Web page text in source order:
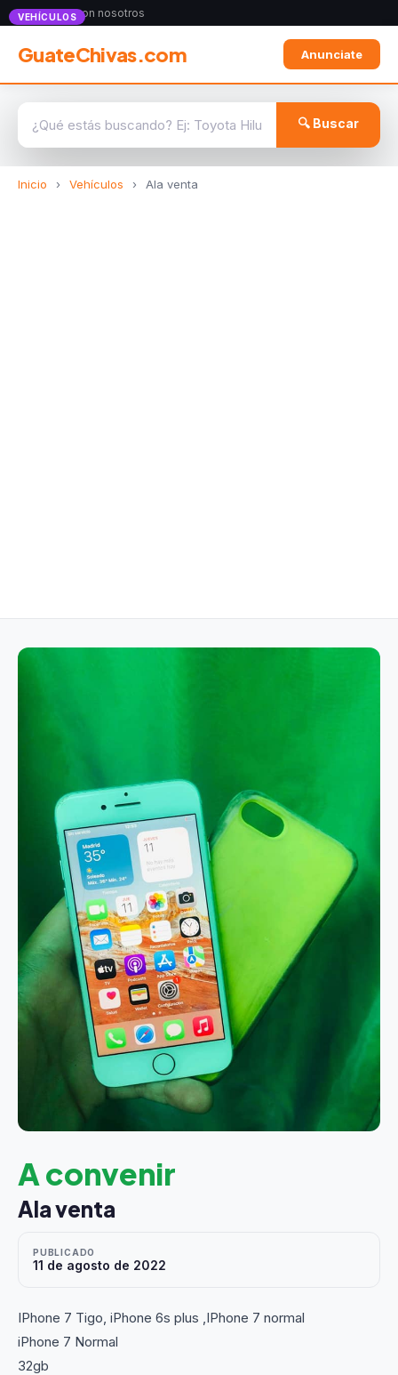
Anunciate con nosotros
GuateChivas.com Anunciate
🔍 Buscar
Inicio › Vehículos › Ala venta
VEHÍCULOS
A convenir
Ala venta
PUBLICADO
11 de agosto de 2022
IPhone 7 Tigo, iPhone 6s plus ,IPhone 7 normal
iPhone 7 Normal
32gb